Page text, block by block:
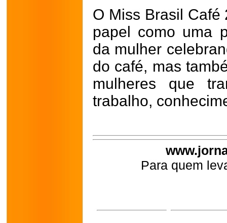
O Miss Brasil Café
papel como uma
da mulher
do café, mas
mulheres que
trabalho,
Para quem